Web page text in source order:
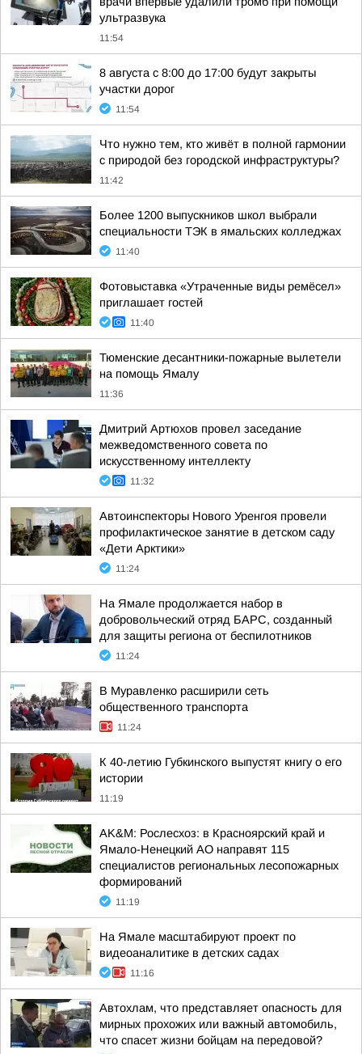
ультразвука
11:54
8 августа с 8:00 до 17:00 будут закрыты
участки дорог
11:54
Что нужно тем, кто живёт в полной гармонии
с природой без городской инфраструктуры?
11:42
Более 1200 выпускников школ выбрали
специальности ТЭК в ямальских колледжах
11:40
Фотовыставка «Утраченные виды ремёсел»
приглашает гостей
11:40
Тюменские десантники-пожарные вылетели
на помощь Ямалу
11:36
Дмитрий Артюхов провел заседание
межведомственного совета по
искусственному интеллекту
11:32
Автоинспекторы Нового Уренгоя провели
профилактическое занятие в детском саду
«Дети Арктики»
11:24
На Ямале продолжается набор в
добровольческий отряд БАРС, созданный
для защиты региона от беспилотников
11:24
В Муравленко расширили сеть
общественного транспорта
11:24
К 40-летию Губкинского выпустят книгу о его
истории
11:19
AK&M: Рослесхоз: в Красноярский край и
Ямало-Ненецкий АО направят 115
специалистов региональных лесопожарных
формирований
11:19
На Ямале масштабируют проект по
видеоаналитике в детских садах
11:16
Автохлам, что представляет опасность для
мирных прохожих или важный автомобиль,
что спасет жизни бойцам на передовой?